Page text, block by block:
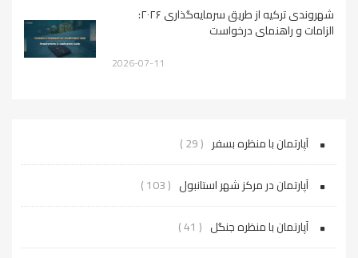
شهروندی ترکیه از طریق سرمایه‌گذاری ۲۰۲۶:
الزامات و راهنمای درخواست
2026-07-11
آپارتمان با منظره بسفر ( 29 )
آپارتمان در مرکز شهر استانبول ( 103 )
آپارتمان با منظره جنگل ( 41 )